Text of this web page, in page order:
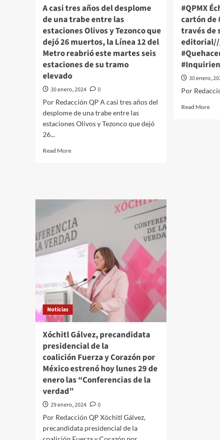
del
A casi tres años del desplome
de una trabe entre las
estaciones Olivos y Tezonco que
dejó 26 muertos, la Línea 12 del
Metro reabrió este martes seis
estaciones de su tramo
elevado
30 enero, 2024
0
Por Redacción QP A casi tres años del
desplome de una trabe entre las
estaciones Olivos y Tezonco que dejó
26...
Read MoreRead
una
trabe
entre
estaciones Olivos y Tezonco que
26
muertos,
la Línea
del
este
martes
seis
estaciones
de
su
tramo
elevado
#QPMX
cartón de
través de
30 enero,
Por
Read MoreRead
Noticias
Xóchitl Gálvez, precandidata
presidencial de la
coalición Fuerza y Corazón por
México estrenó hoy lunes 29 de
enero las “Conferencias de la
verdad”
29 enero, 2024
0
Por Redacción QP Xóchitl Gálvez,
precandidata presidencial de la